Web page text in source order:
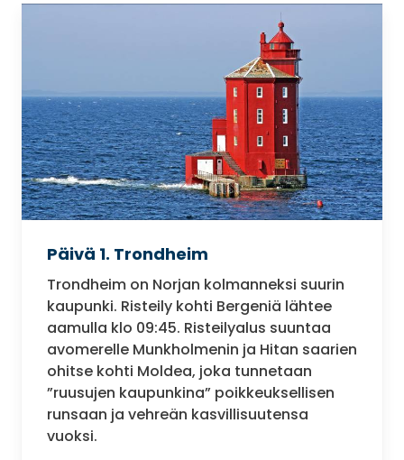
Päivä 1. Trondheim
Trondheim on Norjan kolmanneksi suurin
kaupunki. Risteily kohti Bergeniä lähtee
aamulla klo 09:45. Risteilyalus suuntaa
avomerelle Munkholmenin ja Hitan saarien
ohitse kohti Moldea, joka tunnetaan
”ruusujen kaupunkina” poikkeuksellisen
runsaan ja vehreän kasvillisuutensa
vuoksi.